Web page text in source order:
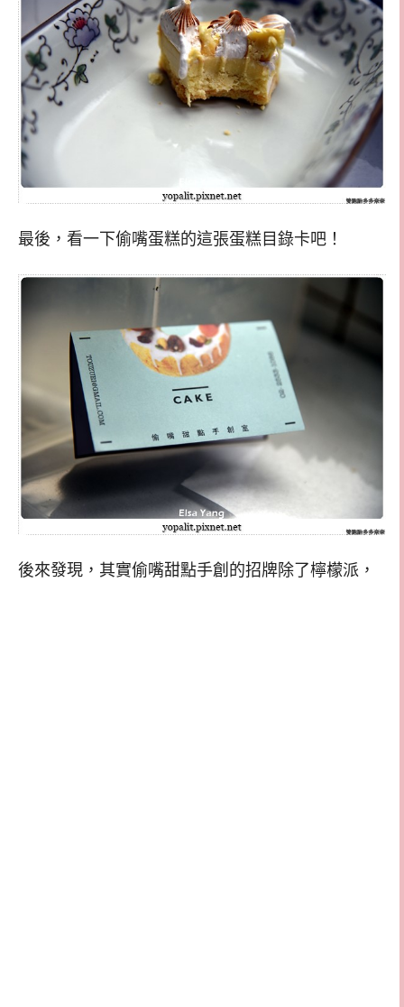
最後，看一下偷嘴蛋糕的這張蛋糕目錄卡吧！
後來發現，其實偷嘴甜點手創的招牌除了檸檬派，